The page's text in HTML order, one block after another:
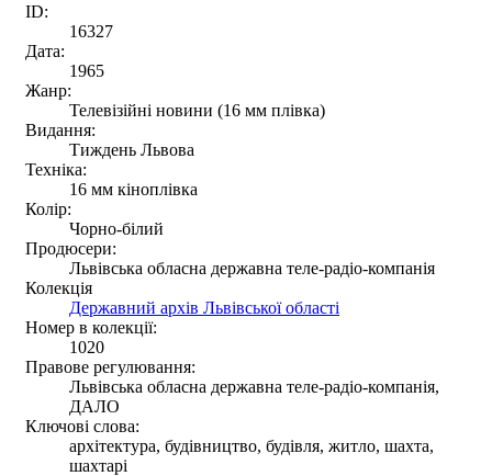
ID:
16327
Дата:
1965
Жанр:
Телевізійні новини (16 мм плівка)
Видання:
Тиждень Львова
Техніка:
16 мм кіноплівка
Колір:
Чорно-білий
Продюсери:
Львівська обласна державна теле-радіо-компанія
Колекція
Державний архів Львівської області
Номер в колекції:
1020
Правове регулювання:
Львівська обласна державна теле-радіо-компанія,
ДАЛО
Ключові слова:
архітектура, будівництво, будівля, житло, шахта,
шахтарі